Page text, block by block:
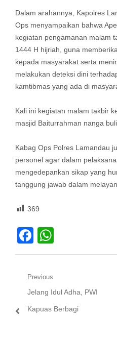
Dalam arahannya, Kapolres
Ops menyampaikan bahwa
kegiatan pengamanan malam
1444 H hijriah, guna
kepada masyarakat serta
melakukan deteksi dini
kamtibmas yang ada di
Kali ini kegiatan malam takbir
masjid Baiturrahman nanga
Kabag Ops Polres Lamandau
personel agar dalam
mengedepankan sikap yang
tanggung jawab dalam
369
Facebook
Navigasi
pos
Previous
Previous
post:
Jelang Idul Adha, PWI
Kapuas Berbagi